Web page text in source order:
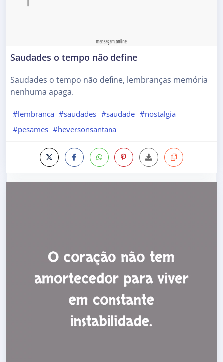
Saudades o tempo não define
Saudades o tempo não define, lembranças memória
nenhuma apaga.
#lembranca #saudades #saudade #nostalgia
#pesames #heversonsantana